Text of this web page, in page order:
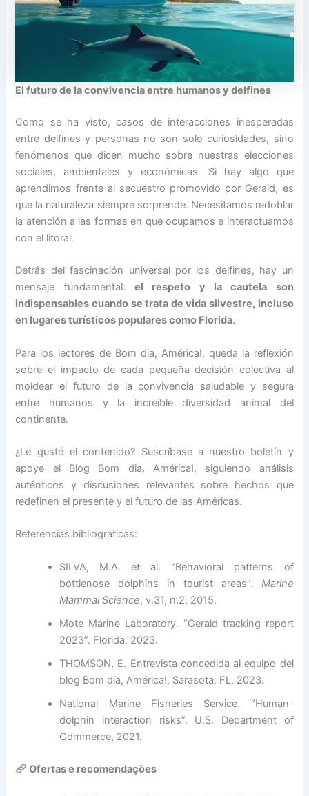
El futuro de la convivencia entre humanos y delfines
Como se ha visto, casos de interacciones inesperadas
entre delfines y personas no son solo curiosidades, sino
fenómenos que dicen mucho sobre nuestras elecciones
sociales, ambientales y económicas. Si hay algo que
aprendimos frente al secuestro promovido por Gerald, es
que la naturaleza siempre sorprende. Necesitamos redoblar
la atención a las formas en que ocupamos e interactuamos
con el litoral.
Detrás del fascinación universal por los delfines, hay un
mensaje fundamental:el respeto y la cautela son
indispensables cuando se trata de vida silvestre, incluso
en lugares turísticos populares como Florida.
Para los lectores de Bom dia, América!, queda la reflexión
sobre el impacto de cada pequeña decisión colectiva al
moldear el futuro de la convivencia saludable y segura
entre humanos y la increíble diversidad animal del
continente.
¿Le gustó el contenido? Suscríbase a nuestro boletín y
apoye el Blog Bom dia, América!, siguiendo análisis
auténticos y discusiones relevantes sobre hechos que
redefinen el presente y el futuro de las Américas.
Referencias bibliográficas:
SILVA, M.A. et al. “Behavioral patterns of
bottlenose dolphins in tourist areas”. Marine
Mammal Science, v.31, n.2, 2015.
Mote Marine Laboratory. “Gerald tracking report
2023”. Florida, 2023.
THOMSON, E. Entrevista concedida al equipo del
blog Bom dia, América!, Sarasota, FL, 2023.
National Marine Fisheries Service. “Human-
dolphin interaction risks”. U.S. Department of
Commerce, 2021.
Ofertas e recomendações